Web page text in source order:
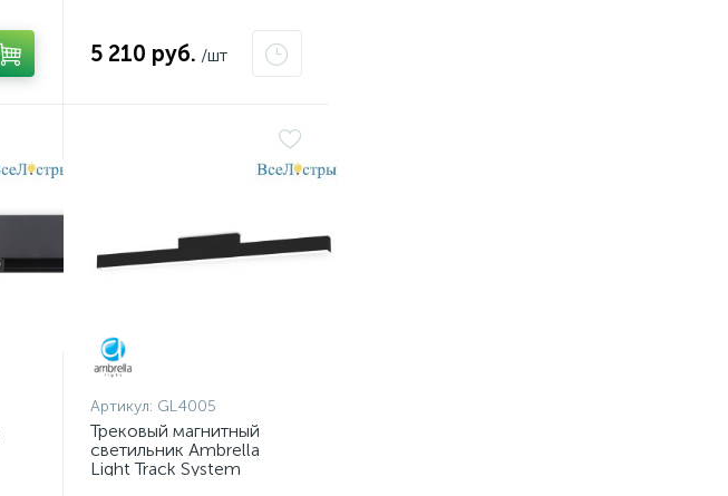
5 210 руб. /шт
Артикул: GL4005
Трековый магнитный
светильник Ambrella
Light Track System